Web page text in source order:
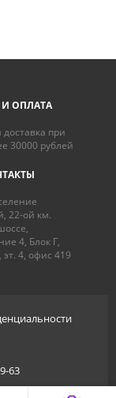
ОПЛАТА
доставка при
30000 рублей
22-ой км.
4, Блок Г,
эт. 4, офис 419
63